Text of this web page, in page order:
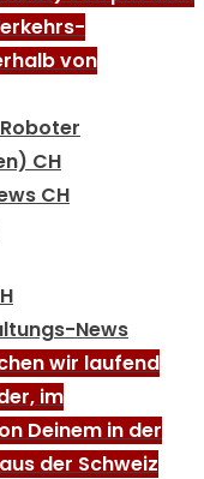
von
CH
CH
News
wir laufend
im
Deinem in der
der Schweiz